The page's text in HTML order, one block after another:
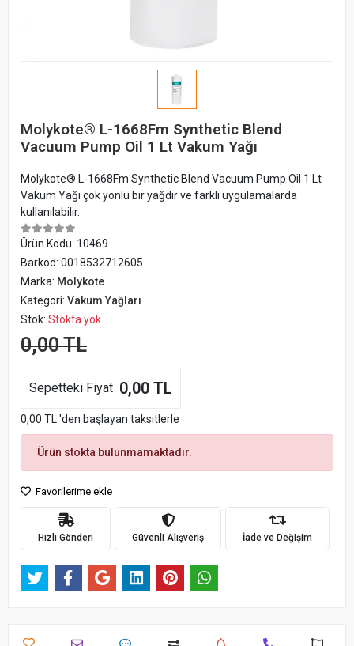
Molykote® L-1668Fm Synthetic Blend
Vacuum Pump Oil 1 Lt Vakum Yağı
Molykote® L-1668Fm Synthetic Blend Vacuum Pump Oil 1 Lt
Vakum Yağı çok yönlü bir yağdır ve farklı uygulamalarda
kullanılabilir.
Ürün Kodu: 10469
Barkod: 0018532712605
Marka: Molykote
Kategori: Vakum Yağları
Stok: Stokta yok
0,00 TL
Sepetteki Fiyat 0,00 TL
0,00 TL 'den başlayan taksitlerle
Ürün stokta bulunmamaktadır.
Favorilerime ekle
Hızlı Gönderi Güvenli Alışveriş İade ve Değişim